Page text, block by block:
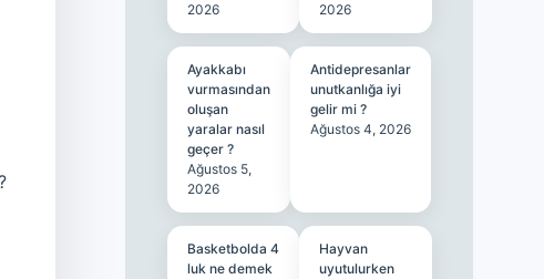
2026
2026
Ayakkabı
vurmasından
oluşan
yaralar nasıl
geçer ?
Ağustos 5,
2026
Antidepresanlar
unutkanlığa iyi
gelir mi ?
Ağustos 4, 2026
Basketbolda 4
luk ne demek
Hayvan
uyutulurken